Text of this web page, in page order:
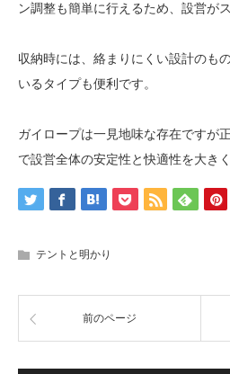
ン調整も簡単に行えるため、設営が
収納時には、絡まりにくい設計のも
いるタイプも便利です。
ガイロープは一見地味な存在ですが
で設営全体の安定性と快適性を大き
テントと明かり
前のページ